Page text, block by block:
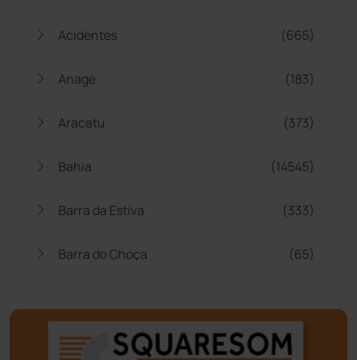
Acidentes (665)
Anagé (183)
Aracatu (373)
Bahia (14545)
Barra da Estiva (333)
Barra do Choça (65)
Bom Jesus da Lapa (507)